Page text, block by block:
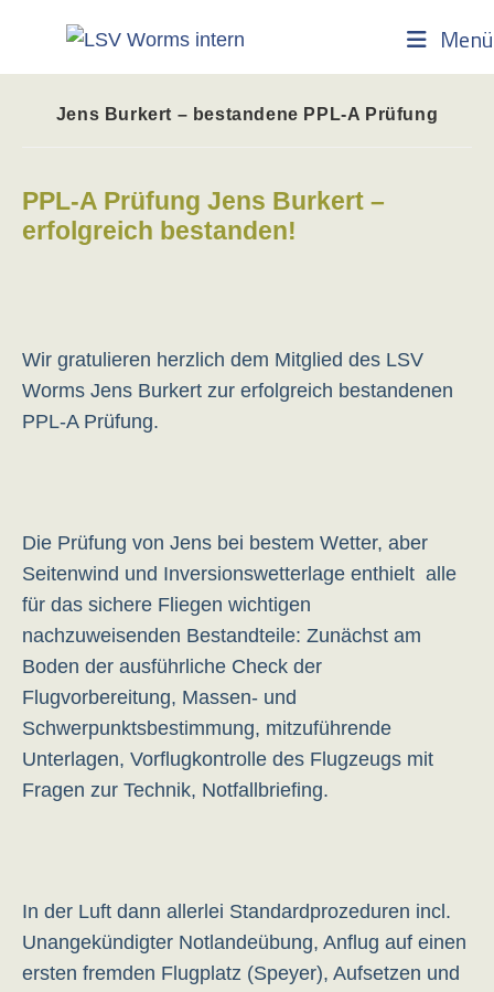
Menü
Jens Burkert – bestandene PPL-A Prüfung
PPL-A Prüfung Jens Burkert –
erfolgreich bestanden!
Wir gratulieren herzlich dem Mitglied des LSV
Worms Jens Burkert zur erfolgreich bestandenen
PPL-A Prüfung.
Die Prüfung von Jens bei bestem Wetter, aber
Seitenwind und Inversionswetterlage enthielt alle
für das sichere Fliegen wichtigen
nachzuweisenden Bestandteile: Zunächst am
Boden der ausführliche Check der
Flugvorbereitung, Massen- und
Schwerpunktsbestimmung, mitzuführende
Unterlagen, Vorflugkontrolle des Flugzeugs mit
Fragen zur Technik, Notfallbriefing.
In der Luft dann allerlei Standardprozeduren incl.
Unangekündigter Notlandeübung, Anflug auf einen
ersten fremden Flugplatz (Speyer), Aufsetzen und